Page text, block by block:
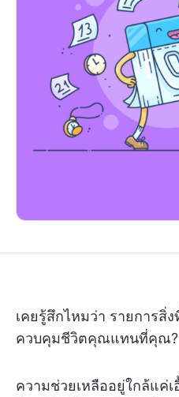
เคยรู้สึกไหมว่า รายการสิ่
ควบคุมชีวิตคุณแทนที่คุณ?
ความช่วยเหลืออยู่ใกล้แค่